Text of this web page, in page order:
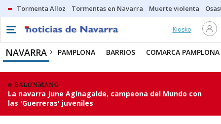
Tormenta Alloz Tormentas en Navarra Muerte violenta
Kiosko
NAVARRA PAMPLONA BARRIOS COMARCA PAMPLONA
BALONMANO
La navarra June Aginagalde, campeona del Mundo con
las 'Guerreras' juveniles